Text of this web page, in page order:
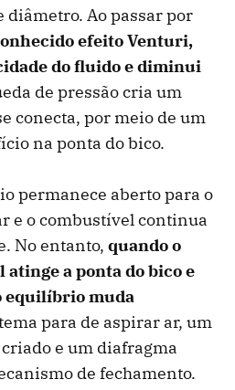
Ao passar por
efeito Venturi,
do fluido e diminui
de pressão cria um
conecta, por meio de um
na ponta do bico.
permanece aberto para o
e o combustível continua
No entanto, quando o
a ponta do bico e
equilíbrio muda
para de aspirar ar, um
e um diafragma
de fechamento.